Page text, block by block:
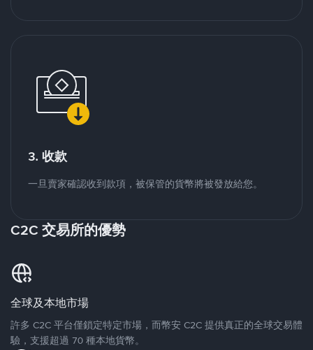
3. 收款
一旦賣家確認收到款項，被保管的貨幣將被發放給您。
C2C 交易所的優勢
全球及本地市場
許多 C2C 平台僅鎖定特定市場，而幣安 C2C 提供真正的全球交易體
驗，支援超過 70 種本地貨幣。